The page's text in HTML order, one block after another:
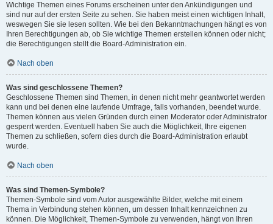
Wichtige Themen eines Forums erscheinen unter den Ankündigungen und
sind nur auf der ersten Seite zu sehen. Sie haben meist einen wichtigen Inhalt,
weswegen Sie sie lesen sollten. Wie bei den Bekanntmachungen hängt es von
Ihren Berechtigungen ab, ob Sie wichtige Themen erstellen können oder nicht;
die Berechtigungen stellt die Board-Administration ein.
Nach oben
Was sind geschlossene Themen?
Geschlossene Themen sind Themen, in denen nicht mehr geantwortet werden
kann und bei denen eine laufende Umfrage, falls vorhanden, beendet wurde.
Themen können aus vielen Gründen durch einen Moderator oder Administrator
gesperrt werden. Eventuell haben Sie auch die Möglichkeit, Ihre eigenen
Themen zu schließen, sofern dies durch die Board-Administration erlaubt
wurde.
Nach oben
Was sind Themen-Symbole?
Themen-Symbole sind vom Autor ausgewählte Bilder, welche mit einem
Thema in Verbindung stehen können, um dessen Inhalt kennzeichnen zu
können. Die Möglichkeit, Themen-Symbole zu verwenden, hängt von Ihren